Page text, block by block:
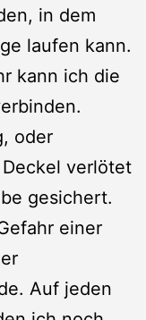
in dem
laufen kann.
kann ich die
oder
verlötet
gesichert.
einer
Auf jeden